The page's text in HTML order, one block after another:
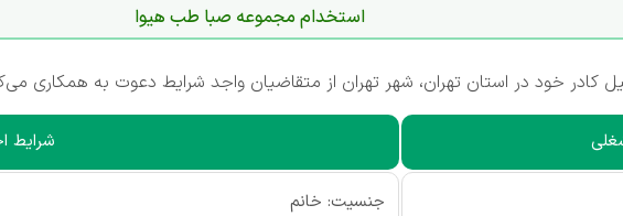
استخدام مجموعه صبا طب هیوا
خود در استان تهران، شهر تهران از متقاضیان واجد شرایط دعوت به همکاری
شرایط
جنسیت: خانم